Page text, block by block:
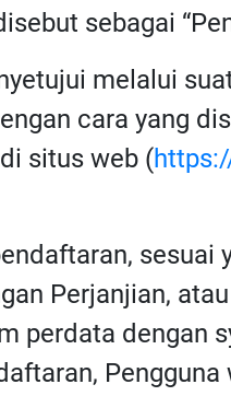
sebagai
melalui
cara yang
situs web (
Perjanjian,
perdata dengan